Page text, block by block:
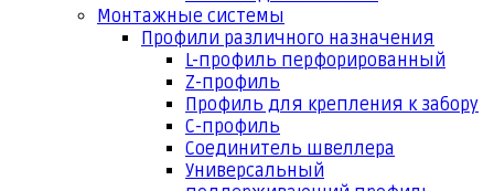
Монтажные системы
Профили различного назначения
L-профиль перфорированный
Z-профиль
Профиль для крепления к забору
С-профиль
Соединитель швеллера
Универсальный